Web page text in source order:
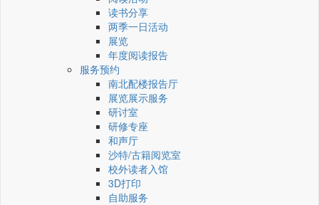
读书分享
两季一日活动
展览
年度阅读报告
服务预约
南北配楼报告厅
展览展示服务
研讨室
研修专座
和声厅
沙特/古籍阅览室
校外读者入馆
3D打印
自助服务